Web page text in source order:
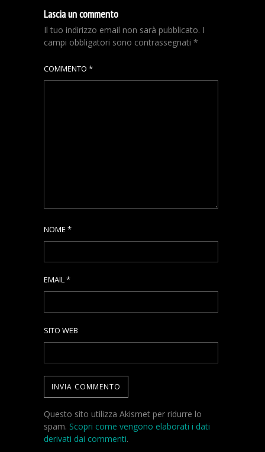
Lascia un commento
Il tuo indirizzo email non sarà pubblicato. I
campi obbligatori sono contrassegnati *
COMMENTO *
NOME *
EMAIL*
SITO WEB
Questo sito utilizza Akismet per ridurre lo
spam. Scopri come vengono elaborati i dati
derivati dai commenti.